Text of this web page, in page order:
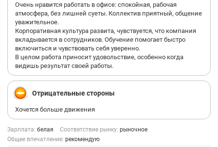
Очень нравится работать в офисе: спокойная, рабочая
атмосфера, без лишней суеты. Коллектив приятный, общение
уважительное.
Корпоративная культура развита, чувствуется, что компания
вкладывается в сотрудников. Обучение помогает быстро
включиться и чувствовать себя уверенно.
В целом работа приносит удовольствие, особенно когда
видишь результат своей работы.
Отрицательные стороны
Хочется больше движения
Зарплата: белая Соответствие рынку: рыночное
Общее впечатление: рекомендую